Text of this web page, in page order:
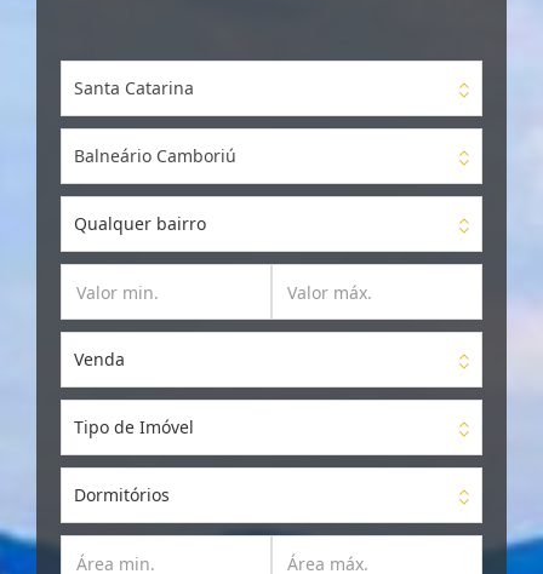
Santa Catarina
Balneário Camboriú
Qualquer bairro
Venda
Tipo de Imóvel
Dormitórios